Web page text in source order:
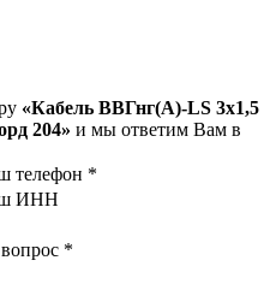
«Кабель ВВГнг(A)-LS 3х1,5
204» и мы ответим Вам в
телефон *
ИНН
*